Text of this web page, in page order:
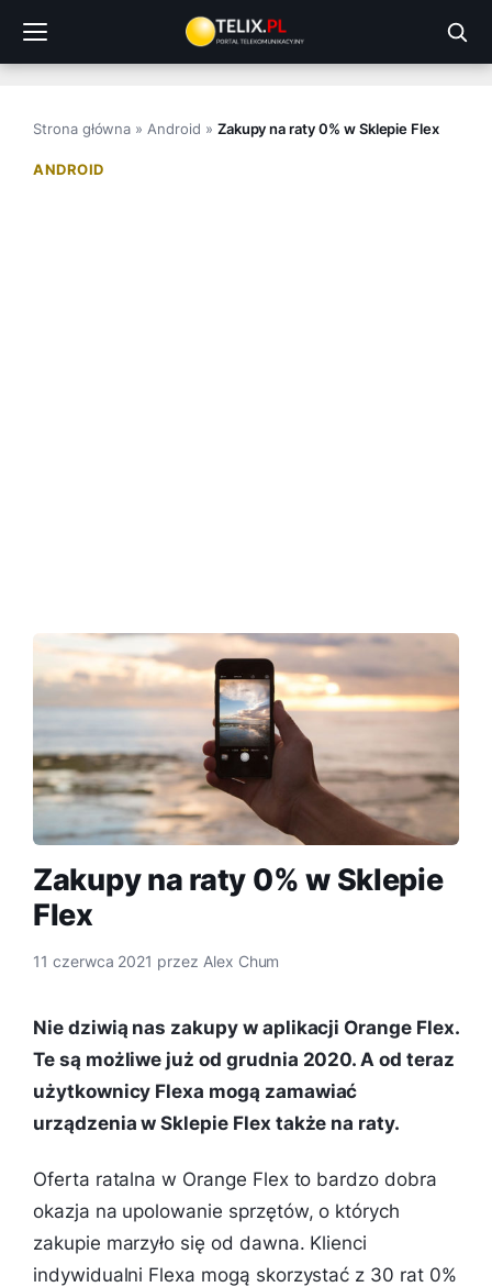
treści
Strona główna » Android » Zakupy na raty 0% w Sklepie Flex
ANDROID
Zakupy na raty 0% w Sklepie
Flex
11 czerwca 2021 przez Alex Chum
Nie dziwią nas zakupy w aplikacji Orange Flex.
Te są możliwe już od grudnia 2020. A od teraz
użytkownicy Flexa mogą zamawiać
urządzenia w Sklepie Flex także na raty.
Oferta ratalna w Orange Flex to bardzo dobra
okazja na upolowanie sprzętów, o których
zakupie marzyło się od dawna. Klienci
indywidualni Flexa mogą skorzystać z 30 rat 0%